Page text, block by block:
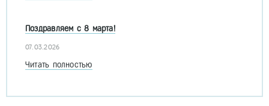
Поздравляем с 8 марта!
07.03.2026
Читать полностью